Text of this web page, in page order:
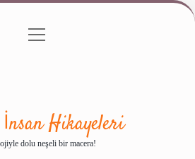
Gizlilik Politikası
menüyü
Hikayeleri
dolu neşeli bir macera!